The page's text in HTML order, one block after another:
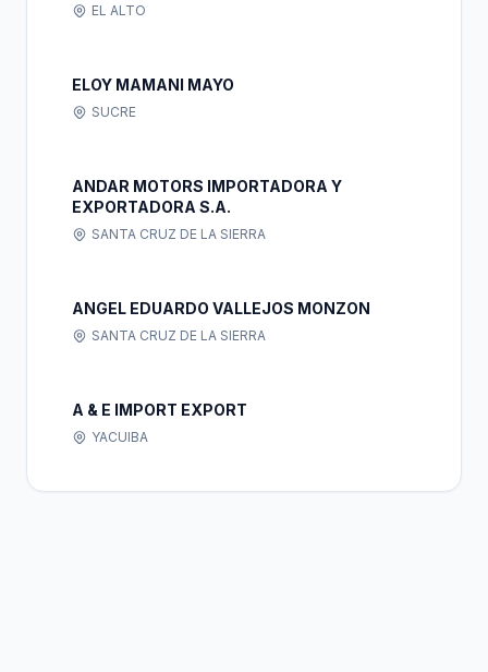
EL ALTO
ELOY MAMANI MAYO
SUCRE
ANDAR MOTORS IMPORTADORA Y
EXPORTADORA S.A.
SANTA CRUZ DE LA SIERRA
ANGEL EDUARDO VALLEJOS MONZON
SANTA CRUZ DE LA SIERRA
A & E IMPORT EXPORT
YACUIBA